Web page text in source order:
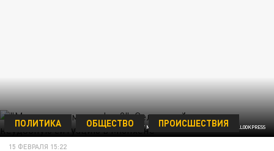
ФОТО: VYACHESLAV MADIYEVSKYY/ZUMAPRESS.COM/GLOBALLOOKPRESS
ПОЛИТИКА ОБЩЕСТВО ПРОИСШЕСТВИЯ
15 ФЕВРАЛЯ 15:22